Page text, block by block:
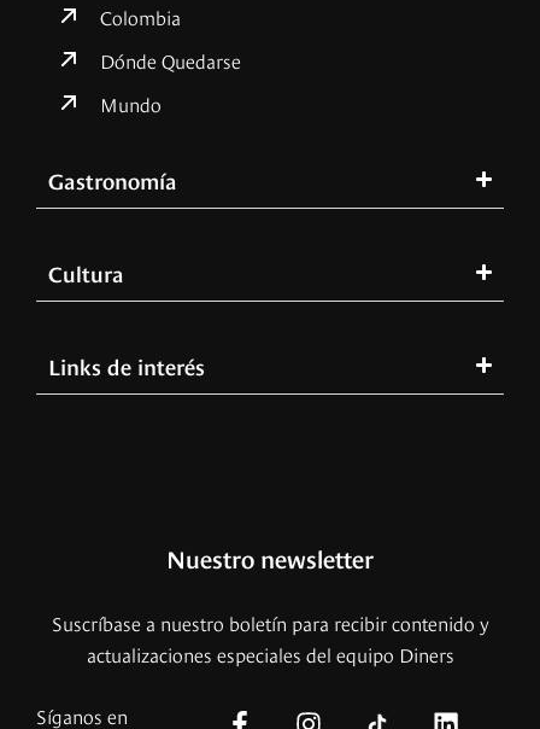
Colombia
Dónde Quedarse
Mundo
Gastronomía
Cultura
Links de interés
Nuestro newsletter
Suscríbase a nuestro boletín para recibir contenido y
actualizaciones especiales del equipo Diners
Síganos en